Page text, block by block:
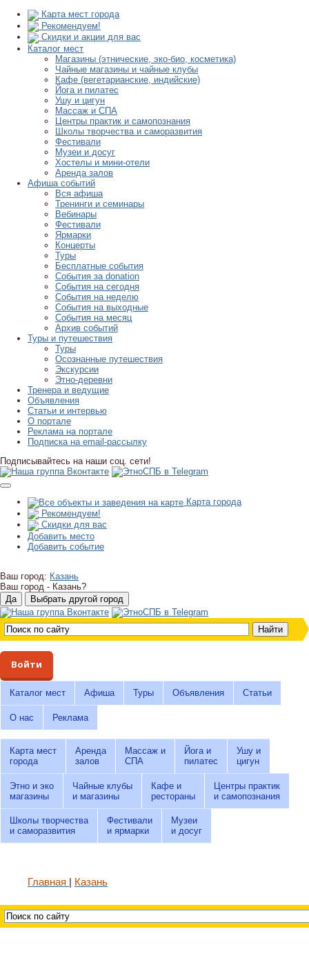
Карта мест города
Рекомендуем!
Скидки и акции для вас
Каталог мест
Магазины (этнические, эко-био, косметика)
Чайные магазины и чайные клубы
Кафе (вегетарианские, индийские)
Йога и пилатес
Ушу и цигун
Массаж и СПА
Центры практик и самопознания
Школы творчества и саморазвития
Фестивали
Музеи и досуг
Хостелы и мини-отели
Аренда залов
Афиша событий
Вся афиша
Тренинги и семинары
Вебинары
Фестивали
Ярмарки
Концерты
Туры
Бесплатные события
События за donation
События на сегодня
События на неделю
События на выходные
События на месяц
Архив событий
Туры и путешествия
Туры
Осознанные путешествия
Экскурсии
Этно-деревни
Тренера и ведущие
Объявления
Статьи и интервью
О портале
Реклама на портале
Подписка на email-рассылку
Подписывайтесь на наши соц. сети!
Карта города
Рекомендуем!
Скидки для вас
Добавить место
Добавить событие
Ваш город: Казань
Ваш город - Казань?
Войти
Каталог мест Афиша Туры Объявления Статьи
О нас Реклама
Карта мест
города
Аренда
залов
Массаж и
СПА
Йога и
пилатес
Ушу и
цигун
Этно и эко
магазины
Чайные клубы
и магазины
Кафе и
рестораны
Центры практик
и самопознания
Школы творчества
и саморазвития
Фестивали
и ярмарки
Музеи
и досуг
Главная Казань